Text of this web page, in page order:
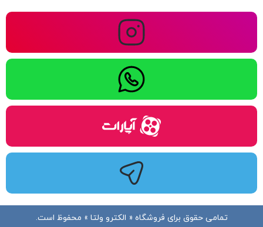
تمامی حقوق برای فروشگاه « الکترو ولتا » محفوظ است.